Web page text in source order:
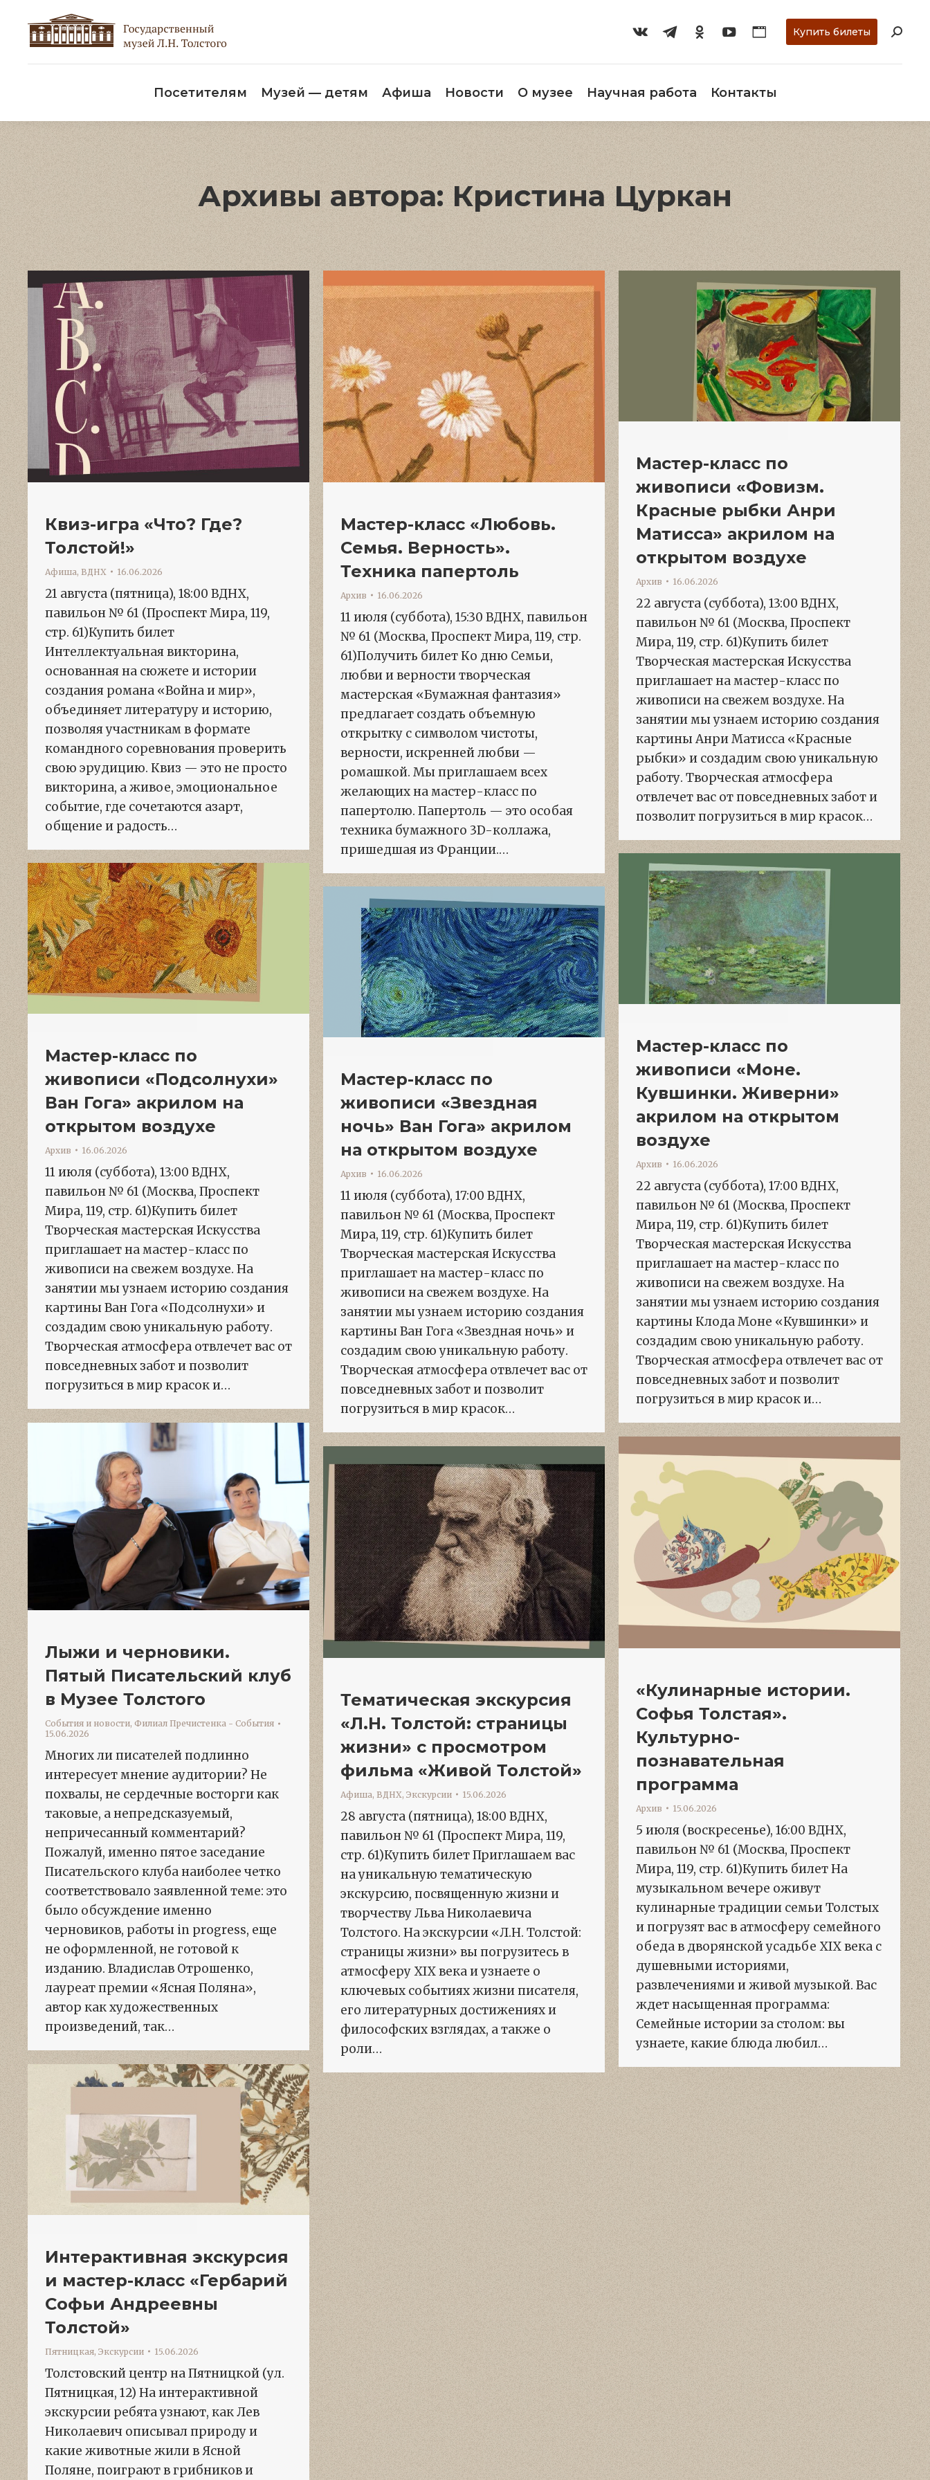
Купить билеты
Посетителям Музей — детям Афиша Новости О музее Научная работа Контакты
Архивы автора: Кристина Цуркан
Квиз-игра «Что? Где?
Толстой!»
Афиша, ВДНХ 16.06.2026
21 августа (пятница), 18:00 ВДНХ,
павильон № 61 (Проспект Мира, 119,
стр. 61)Купить билет
Интеллектуальная викторина,
основанная на сюжете и истории
создания романа «Война и мир»,
объединяет литературу и историю,
позволяя участникам в формате
командного соревнования проверить
свою эрудицию. Квиз — это не просто
викторина, а живое, эмоциональное
событие, где сочетаются азарт,
общение и радость…
Мастер-класс «Любовь.
Семья. Верность».
Техника папертоль
Архив 16.06.2026
11 июля (суббота), 15:30 ВДНХ, павильон
№ 61 (Москва, Проспект Мира, 119, стр.
61)Получить билет Ко дню Семьи,
любви и верности творческая
мастерская «Бумажная фантазия»
предлагает создать объемную
открытку с символом чистоты,
верности, искренней любви —
ромашкой. Мы приглашаем всех
желающих на мастер-класс по
папертолю. Папертоль — это особая
техника бумажного 3D-коллажа,
пришедшая из Франции.…
Мастер-класс по
живописи «Фовизм.
Красные рыбки Анри
Матисса» акрилом на
открытом воздухе
Архив 16.06.2026
22 августа (суббота), 13:00 ВДНХ,
павильон № 61 (Москва, Проспект
Мира, 119, стр. 61)Купить билет
Творческая мастерская Искусства
приглашает на мастер-класс по
живописи на свежем воздухе. На
занятии мы узнаем историю создания
картины Анри Матисса «Красные
рыбки» и создадим свою уникальную
работу. Творческая атмосфера
отвлечет вас от повседневных забот и
позволит погрузиться в мир красок…
Мастер-класс по
живописи «Моне.
Кувшинки. Живерни»
акрилом на открытом
воздухе
Архив 16.06.2026
22 августа (суббота), 17:00 ВДНХ,
павильон № 61 (Москва, Проспект
Мира, 119, стр. 61)Купить билет
Творческая мастерская Искусства
приглашает на мастер-класс по
живописи на свежем воздухе. На
занятии мы узнаем историю создания
картины Клода Моне «Кувшинки» и
создадим свою уникальную работу.
Творческая атмосфера отвлечет вас от
повседневных забот и позволит
погрузиться в мир красок и…
Мастер-класс по
живописи «Подсолнухи»
Ван Гога» акрилом на
открытом воздухе
Архив 16.06.2026
11 июля (суббота), 13:00 ВДНХ,
павильон № 61 (Москва, Проспект
Мира, 119, стр. 61)Купить билет
Творческая мастерская Искусства
приглашает на мастер-класс по
живописи на свежем воздухе. На
занятии мы узнаем историю создания
картины Ван Гога «Подсолнухи» и
создадим свою уникальную работу.
Творческая атмосфера отвлечет вас от
повседневных забот и позволит
погрузиться в мир красок и…
Мастер-класс по
живописи «Звездная
ночь» Ван Гога» акрилом
на открытом воздухе
Архив 16.06.2026
11 июля (суббота), 17:00 ВДНХ,
павильон № 61 (Москва, Проспект
Мира, 119, стр. 61)Купить билет
Творческая мастерская Искусства
приглашает на мастер-класс по
живописи на свежем воздухе. На
занятии мы узнаем историю создания
картины Ван Гога «Звездная ночь» и
создадим свою уникальную работу.
Творческая атмосфера отвлечет вас от
повседневных забот и позволит
погрузиться в мир красок…
Лыжи и черновики.
Пятый Писательский клуб
в Музее Толстого
События и новости, Филиал Пречистенка - События
15.06.2026
Многих ли писателей подлинно
интересует мнение аудитории? Не
похвалы, не сердечные восторги как
таковые, а непредсказуемый,
непричесанный комментарий?
Пожалуй, именно пятое заседание
Писательского клуба наиболее четко
соответствовало заявленной теме: это
было обсуждение именно
черновиков, работы in progress, еще
не оформленной, не готовой к
изданию. Владислав Отрошенко,
лауреат премии «Ясная Поляна»,
автор как художественных
произведений, так…
«Кулинарные истории.
Софья Толстая».
Культурно-
познавательная
программа
Архив 15.06.2026
5 июля (воскресенье), 16:00 ВДНХ,
павильон № 61 (Москва, Проспект
Мира, 119, стр. 61)Купить билет На
музыкальном вечере оживут
кулинарные традиции семьи Толстых
и погрузят вас в атмосферу семейного
обеда в дворянской усадьбе XIX века с
душевными историями,
развлечениями и живой музыкой. Вас
ждет насыщенная программа:
Семейные истории за столом: вы
узнаете, какие блюда любил…
Тематическая экскурсия
«Л.Н. Толстой: страницы
жизни» с просмотром
фильма «Живой Толстой»
Афиша, ВДНХ, Экскурсии 15.06.2026
28 августа (пятница), 18:00 ВДНХ,
павильон № 61 (Проспект Мира, 119,
стр. 61)Купить билет Приглашаем вас
на уникальную тематическую
экскурсию, посвященную жизни и
творчеству Льва Николаевича
Толстого. На экскурсии «Л.Н. Толстой:
страницы жизни» вы погрузитесь в
атмосферу XIX века и узнаете о
ключевых событиях жизни писателя,
его литературных достижениях и
философских взглядах, а также о
роли…
Интерактивная экскурсия
и мастер-класс «Гербарий
Софьи Андреевны
Толстой»
Пятницкая, Экскурсии 15.06.2026
Толстовский центр на Пятницкой (ул.
Пятницкая, 12) На интерактивной
экскурсии ребята узнают, как Лев
Николаевич описывал природу и
какие животные жили в Ясной
Поляне, поиграют в грибников и
О музее Научная работа Контакты